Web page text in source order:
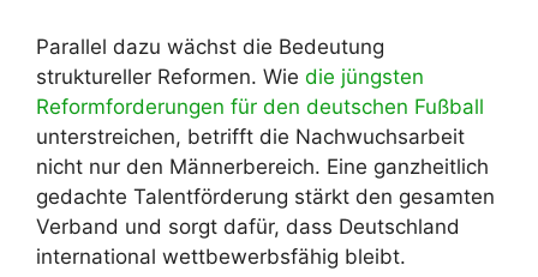
Parallel dazu wächst die Bedeutung
struktureller Reformen. Wie die jüngsten
Reformforderungen für den deutschen Fußball
unterstreichen, betrifft die Nachwuchsarbeit
nicht nur den Männerbereich. Eine ganzheitlich
gedachte Talentförderung stärkt den gesamten
Verband und sorgt dafür, dass Deutschland
international wettbewerbsfähig bleibt.